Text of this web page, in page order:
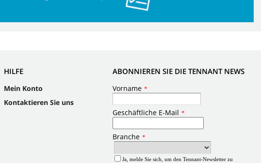
HILFE
Mein Konto
Kontaktieren Sie uns
ABONNIEREN SIE DIE TENNANT NEWS